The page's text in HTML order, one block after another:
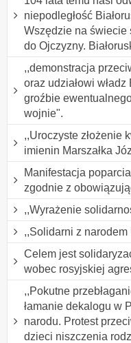
niepodległość
Wszędzie na świecie
do Ojczyzny.
,,demonstracja
oraz udziałowi
groźbie
wojnie".
,,Uroczyste złożenie
imienin Marszałka
Manifestacja
zgodnie z
,,Wyrażenie
,,Solidarni z narodem
Celem jest
wobec rosyjskiej
,,Pokutne
łamanie dekalogu w
narodu. Protest
dzieci niszczenia